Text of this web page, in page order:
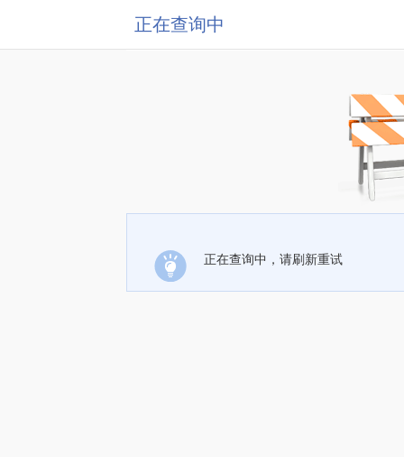
正在查询中
正在查询中，请刷新重试